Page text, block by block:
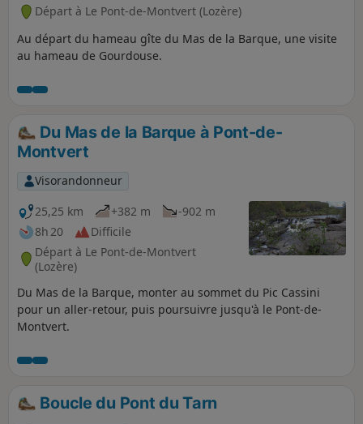
Départ à Le Pont-de-Montvert (Lozère)
Au départ du hameau gîte du Mas de la Barque, une visite
au hameau de Gourdouse.
Du Mas de la Barque à Pont-de-
Montvert
Visorandonneur
25,25 km
+382 m
-902 m
8h 20
Difficile
Départ à Le Pont-de-Montvert
(Lozère)
Du Mas de la Barque, monter au sommet du Pic Cassini
pour un aller-retour, puis poursuivre jusqu'à le Pont-de-
Montvert.
Boucle du Pont du Tarn